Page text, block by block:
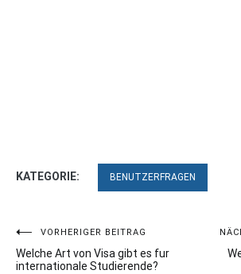
KATEGORIE: BENUTZERFRAGEN
Beitragsnavigation
VORHERIGER BEITRAG
Welche Art von Visa gibt es fur
internationale Studierende?